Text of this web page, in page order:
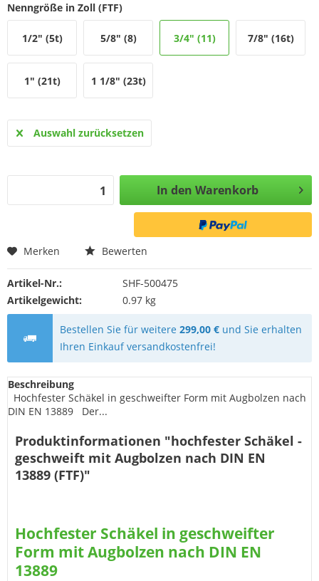
Nenngröße in Zoll (FTF)
1/2" (5t) 5/8" (8) 3/4" (11) 7/8" (16t)
1" (21t) 1 1/8" (23t)
Auswahl zurücksetzen
In den Warenkorb
Merken Bewerten
Artikel-Nr.:
SHF-500475
Artikelgewicht:
0.97 kg
Bestellen Sie für weitere299,00 € und Sie erhalten
Ihren Einkauf versandkostenfrei!
Beschreibung
Hochfester Schäkel in geschweifter Form mit Augbolzen nach
DIN EN 13889 Der...
Produktinformationen "hochfester Schäkel -
geschweift mit Augbolzen nach DIN EN
13889 (FTF)"
Hochfester Schäkel in geschweifter
Form mit Augbolzen nach DIN EN
13889